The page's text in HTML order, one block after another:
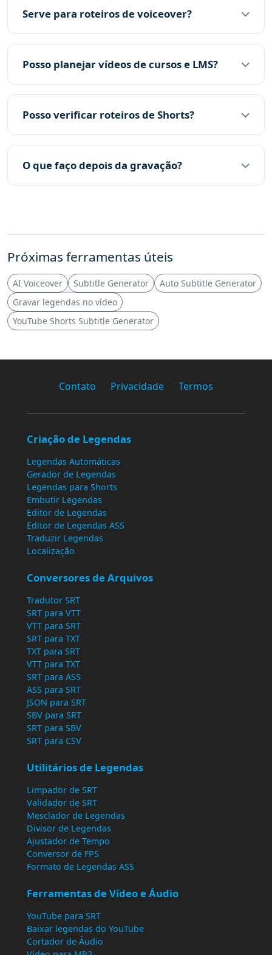
Serve para roteiros de voiceover?
Posso planejar vídeos de cursos e LMS?
Posso verificar roteiros de Shorts?
O que faço depois da gravação?
Próximas ferramentas úteis
AI Voiceover Subtitle Generator
Auto Subtitle Generator
Gravar legendas no vídeo
YouTube Shorts Subtitle Generator
Contato Privacidade Termos
Criação de Legendas
Legendas Automáticas
Gerador de Legendas
Legendas para Shorts
Embutir Legendas
Editor de Legendas
Editor de Legendas ASS
Traduzir Legendas
Localização
Conversores de Arquivos
Tradutor SRT
SRT para VTT
VTT para SRT
SRT para TXT
TXT para SRT
VTT para TXT
SRT para ASS
ASS para SRT
JSON para SRT
SBV para SRT
SRT para SBV
SRT para CSV
Utilitários de Legendas
Limpador de SRT
Validador de SRT
Mesclador de Legendas
Divisor de Legendas
Ajustador de Tempo
Conversor de FPS
Formato de Legendas ASS
Ferramentas de Vídeo e Áudio
YouTube para SRT
Baixar legendas do YouTube
Cortador de Áudio